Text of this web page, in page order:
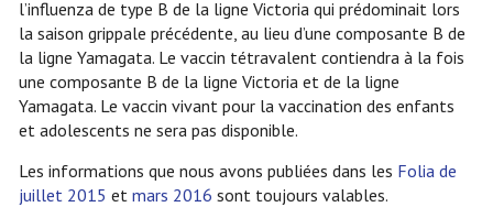
l’influenza de type B de la ligne Victoria qui prédominait lors
la saison grippale précédente, au lieu d’une composante B de
la ligne Yamagata. Le vaccin tétravalent contiendra à la fois
une composante B de la ligne Victoria et de la ligne
Yamagata. Le vaccin vivant pour la vaccination des enfants
et adolescents ne sera pas disponible.
Les informations que nous avons publiées dans les Folia de
juillet 2015 et mars 2016 sont toujours valables.